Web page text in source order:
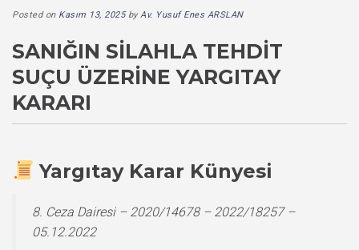
Posted on Kasım 13, 2025byAv. Yusuf Enes ARSLAN
SANIĞIN SILAHLA TEHDIT
SUÇU ÜZERINE YARGITAY
KARARI
Yargıtay Karar Künyesi
8. Ceza Dairesi – 2020/14678 – 2022/18257 –
05.12.2022